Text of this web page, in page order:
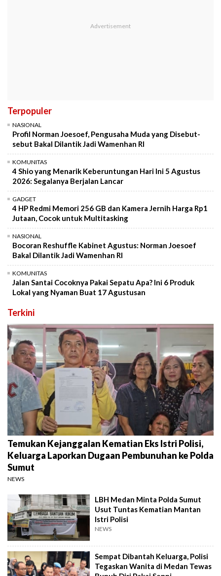
Terpopuler
NASIONAL
Profil Norman Joesoef, Pengusaha Muda yang Disebut-
sebut Bakal Dilantik Jadi Wamenhan RI
KOMUNITAS
4 Shio yang Menarik Keberuntungan Hari Ini 5 Agustus
2026: Segalanya Berjalan Lancar
GADGET
4 HP Redmi Memori 256 GB dan Kamera Jernih Harga Rp1
Jutaan, Cocok untuk Multitasking
NASIONAL
Bocoran Reshuffle Kabinet Agustus: Norman Joesoef
Bakal Dilantik Jadi Wamenhan RI
KOMUNITAS
Jalan Santai Cocoknya Pakai Sepatu Apa? Ini 6 Produk
Lokal yang Nyaman Buat 17 Agustusan
Terkini
Temukan Kejanggalan Kematian Eks Istri Polisi,
Keluarga Laporkan Dugaan Pembunuhan ke Polda
Sumut
NEWS
LBH Medan Minta Polda Sumut
Usut Tuntas Kematian Mantan
Istri Polisi
NEWS
Sempat Dibantah Keluarga, Polisi
Tegaskan Wanita di Medan Tewas